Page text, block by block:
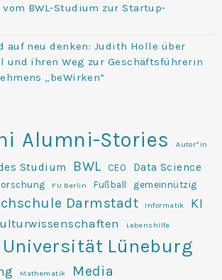
BWL-Studium zur Startup-
auf neu denken: Judith Holle über
und ihren Weg zur Geschäftsführerin
„beWirken“
Alumni-Stories Autor*in
Studium BWL CEO Data Science
FU Berlin Fußball gemeinnützig
Darmstadt Informatik KI
Lebenshilfe
Universität Lüneburg
Mathematik
Media